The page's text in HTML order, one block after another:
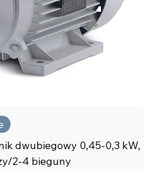
dwubiegowy 0,45-0,3 kW,
2-4 bieguny